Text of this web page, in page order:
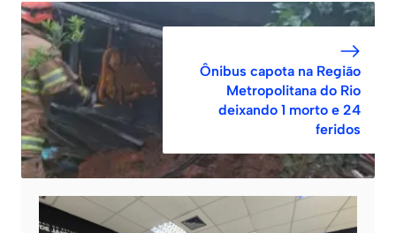
Ônibus capota na Região
Metropolitana do Rio
deixando 1 morto e 24
feridos